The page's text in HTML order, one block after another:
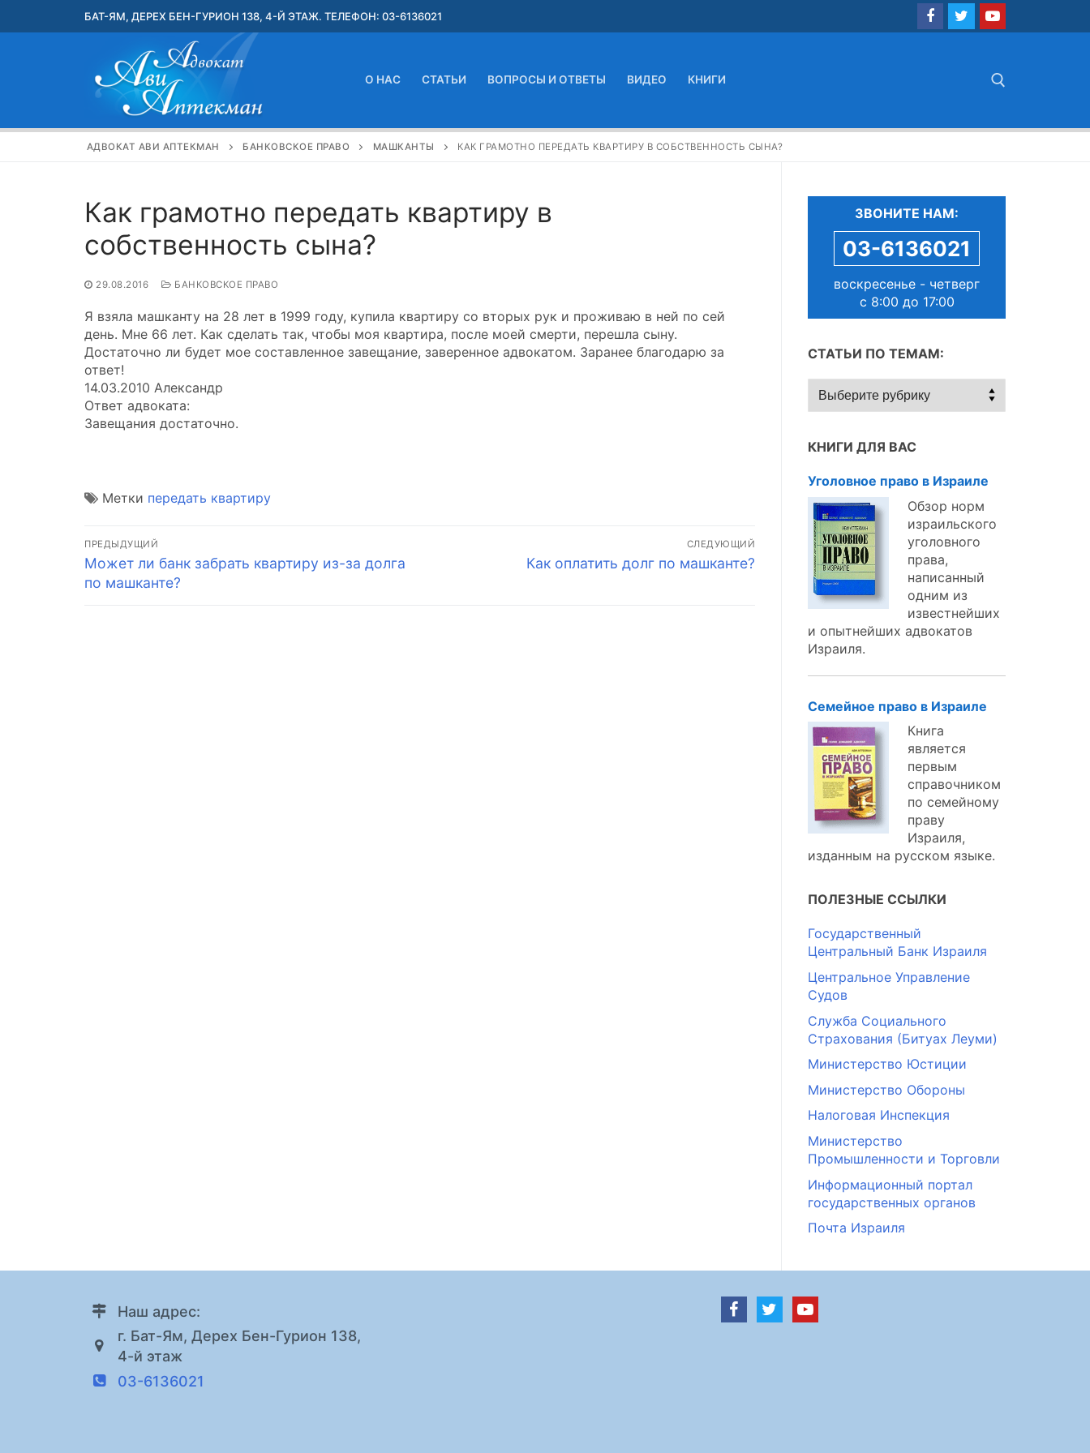
БАТ-ЯМ, ДЕРЕХ БЕН-ГУРИОН 138, 4-Й ЭТАЖ. ТЕЛЕФОН: 03-6136021
О НАС СТАТЬИ ВОПРОСЫ И ОТВЕТЫ ВИДЕО КНИГИ
АДВОКАТ АВИ АПТЕКМАН БАНКОВСКОЕ ПРАВО МАШКАНТЫ КАК ГРАМОТНО ПЕРЕДАТЬ КВАРТИРУ В СОБСТВЕННОСТЬ СЫНА?
Как грамотно передать квартиру в
собственность сына?
29.08.2016 БАНКОВСКОЕ ПРАВО
Я взяла машканту на 28 лет в 1999 году, купила квартиру со вторых рук и проживаю в ней по сей
день. Мне 66 лет. Как сделать так, чтобы моя квартира, после моей смерти, перешла сыну.
Достаточно ли будет мое составленное завещание, заверенное адвокатом. Заранее благодарю за
ответ!
14.03.2010 Александр
Ответ адвоката:
Завещания достаточно.
Метки передать квартиру
Навигация
по
ПРЕДЫДУЩИЙ
Предыдущая
запись:
Может ли банк забрать квартиру из-за долга
по машканте?
СЛЕДУЮЩИЙ
Следующая
Как оплатить долг по машканте?
ЗВОНИТЕ НАМ:
03-6136021
воскресенье - четверг
с 8:00 до 17:00
СТАТЬИ ПО ТЕМАМ:
Статьи
по
КНИГИ ДЛЯ ВАС
Уголовное право в Израиле
Обзор норм
израильского
уголовного
права,
написанный
одним из
известнейших
и опытнейших адвокатов
Израиля.
Семейное право в Израиле
Книга
является
первым
справочником
по семейному
праву
Израиля,
изданным на русском языке.
ПОЛЕЗНЫЕ ССЫЛКИ
Государственный
Центральный Банк Израиля
Центральное Управление
Судов
Служба Социального
Страхования (Битуах Леуми)
Министерство Юстиции
Министерство Обороны
Налоговая Инспекция
Министерство
Промышленности и Торговли
Информационный портал
государственных органов
Почта Израиля
Наш адрес:
г. Бат-Ям, Дерех Бен-Гурион 138,
4-й этаж
03-6136021